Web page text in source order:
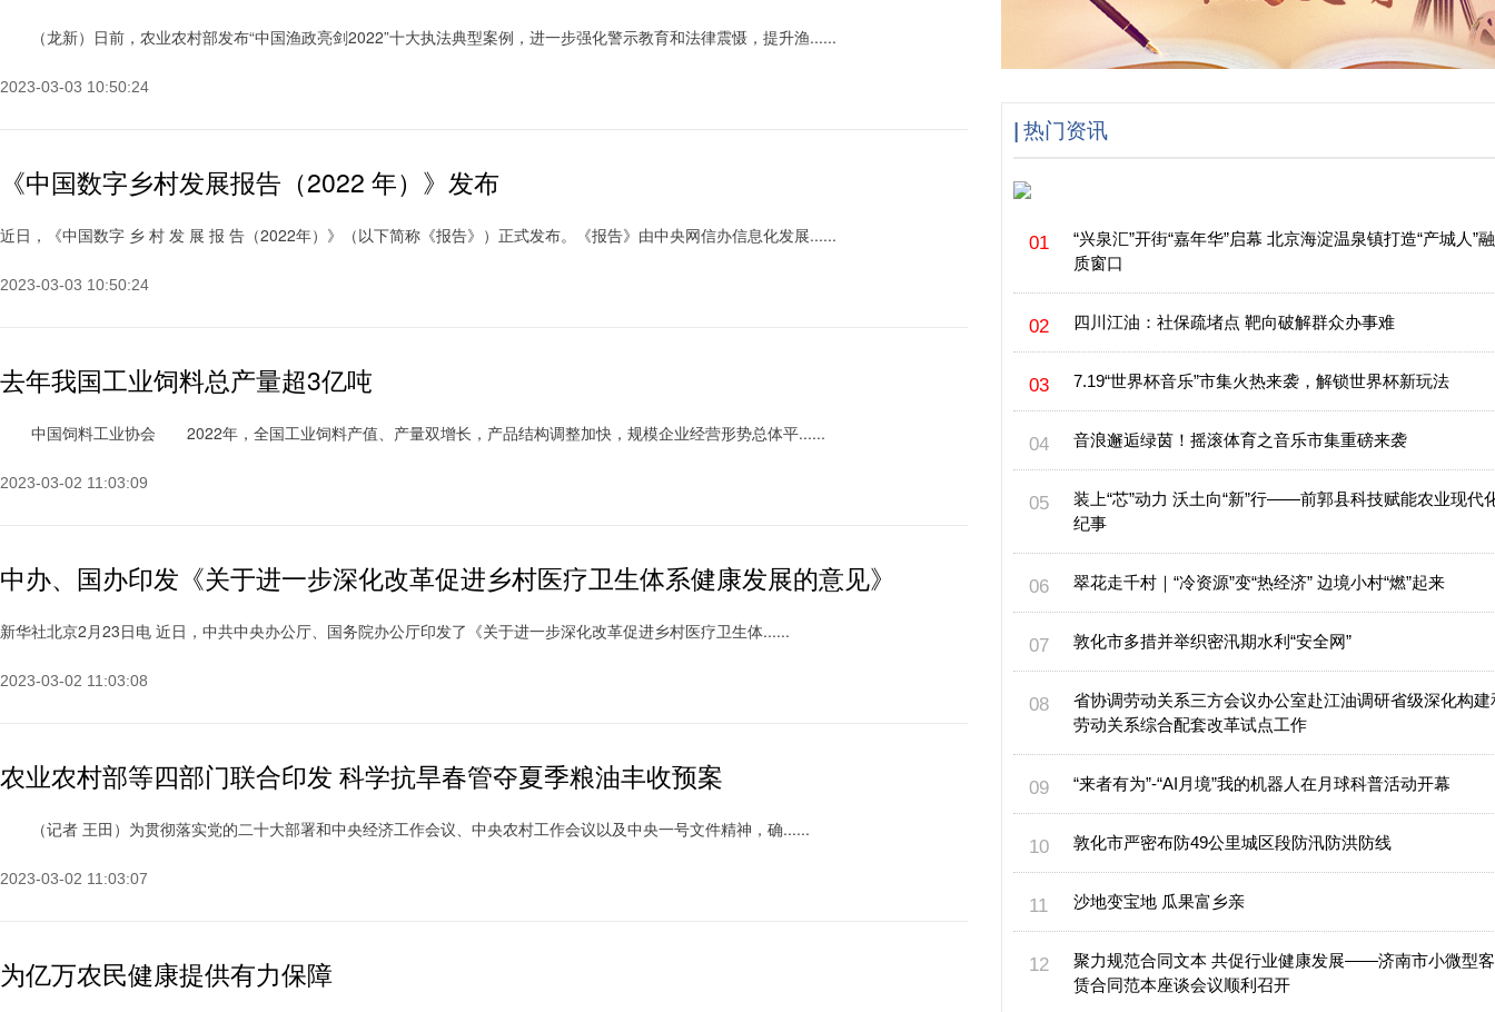
（龙新）日前，农业农村部发布“中国渔政亮剑2022”十大执法典型案例，进一步强化警示教育和法律震慑，提升渔......
2023-03-03 10:50:24
《中国数字乡村发展报告（2022 年）》发布
近日，《中国数字 乡 村 发 展 报 告（2022年）》（以下简称《报告》）正式发布。《报告》由中央网信办信息化发展......
2023-03-03 10:50:24
去年我国工业饲料总产量超3亿吨
中国饲料工业协会 2022年，全国工业饲料产值、产量双增长，产品结构调整加快，规模企业经营形势总体平......
2023-03-02 11:03:09
中办、国办印发《关于进一步深化改革促进乡村医疗卫生体系健康发展的意见》
新华社北京2月23日电 近日，中共中央办公厅、国务院办公厅印发了《关于进一步深化改革促进乡村医疗卫生体......
2023-03-02 11:03:08
农业农村部等四部门联合印发 科学抗旱春管夺夏季粮油丰收预案
（记者 王田）为贯彻落实党的二十大部署和中央经济工作会议、中央农村工作会议以及中央一号文件精神，确......
2023-03-02 11:03:07
为亿万农民健康提供有力保障
热门资讯
“兴泉汇”开街“嘉年华”启幕 北京海淀温泉镇打造“产城人”
质窗口
四川江油：社保疏堵点 靶向破解群众办事难
7.19“世界杯音乐”市集火热来袭，解锁世界杯新玩法
音浪邂逅绿茵！摇滚体育之音乐市集重磅来袭
装上“芯”动力 沃土向“新”行——前郭县科技赋能农业现代
纪事
翠花走千村｜“冷资源”变“热经济” 边境小村“燃”起来
敦化市多措并举织密汛期水利“安全网”
省协调劳动关系三方会议办公室赴江油调研省级深化构建
劳动关系综合配套改革试点工作
“来者有为”-“AI月境”我的机器人在月球科普活动开幕
敦化市严密布防49公里城区段防汛防洪防线
沙地变宝地 瓜果富乡亲
聚力规范合同文本 共促行业健康发展——济南市小微型
赁合同范本座谈会议顺利召开